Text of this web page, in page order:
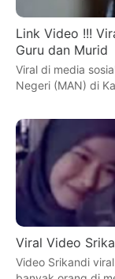
Link Video !!!
Guru dan Murid
Viral di media
Negeri (MAN) di
Viral Video
Video Srikandi